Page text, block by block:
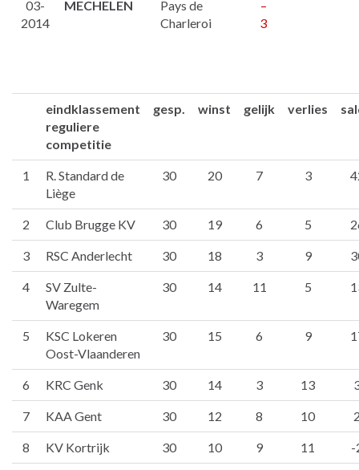
03-
2014
MECHELEN
Pays de
Charleroi
–
3
eindklassement
reguliere
competitie
gesp. winst gelijk verlies
1
R. Standard de
Liège
30 20 7 3
2 Club Brugge KV 30 19 6 5
3 RSC Anderlecht 30 18 3 9
4
SV Zulte-
Waregem
30 14 11 5
5
KSC Lokeren
Oost-Vlaanderen
30 15 6 9
6 KRC Genk 30 14 3 13
7 KAA Gent 30 12 8 10
8 KV Kortrijk 30 10 9 11 -